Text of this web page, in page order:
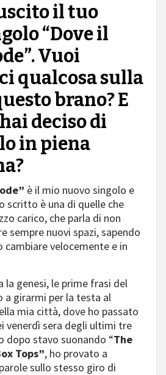
il tuo
“Dove il
Vuoi
qualcosa sulla
brano? E
deciso di
in piena
è il mio nuovo singolo e
scritto è una di quelle che
carico, che parla di non
sempre nuovi spazi, sapendo
cambiare velocemente e in
la genesi, le prime frasi del
a girarmi per la testa al
mia città, dove ho passato
venerdì sera degli ultimi tre
dopo stavo suonando “The
Tops”, ho provato a
sullo stesso giro di